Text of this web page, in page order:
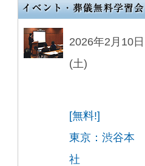
2026年2月10日
(土)
[無料!]
東京：渋谷本
社